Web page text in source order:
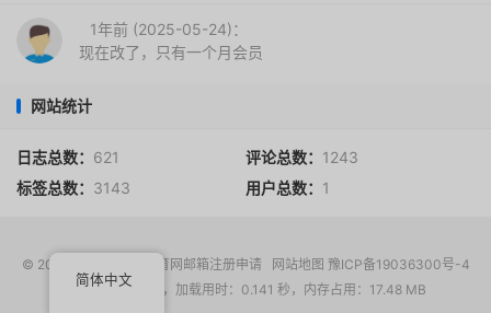
1年前 (2025-05-24)：
现在改了，只有一个月会员
网站统计
日志总数： 621 评论总数： 1243
标签总数： 3143 用户总数： 1
© 2017-2026 EDU教育网邮箱注册申请 网站地图 豫ICP备19036300号-4
请求次数：15 次，加载用时：0.141 秒，内存占用：17.48 MB
简体中文